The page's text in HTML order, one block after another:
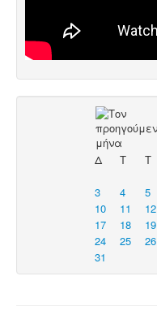
Δ
Τ Τ
3
4 5
10
11 12
17
18 19
24
25 26
31